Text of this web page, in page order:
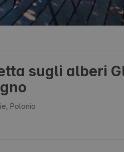
sugli alberi
Polonia